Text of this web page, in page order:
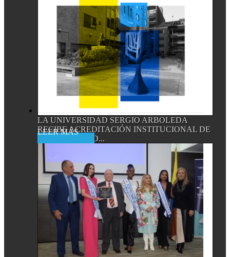
LA UNIVERSIDAD SERGIO ARBOLEDA
RECIBE ACREDITACIÓN INSTITUCIONAL DE
ALTA CALIDAD...